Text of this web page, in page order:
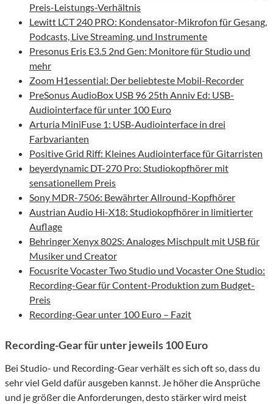
Preis-Leistungs-Verhältnis
Lewitt LCT 240 PRO: Kondensator-Mikrofon für Gesang,
Podcasts, Live Streaming, und Instrumente
Presonus Eris E3.5 2nd Gen: Monitore für Studio und
mehr
Zoom H1essential: Der beliebteste Mobil-Recorder
PreSonus AudioBox USB 96 25th Anniv Ed: USB-
Audiointerface für unter 100 Euro
Arturia MiniFuse 1: USB-Audiointerface in drei
Farbvarianten
Positive Grid Riff: Kleines Audiointerface für Gitarristen
beyerdynamic DT-270 Pro: Studiokopfhörer mit
sensationellem Preis
Sony MDR-7506: Bewährter Allround-Kopfhörer
Austrian Audio Hi-X18: Studiokopfhörer in limitierter
Auflage
Behringer Xenyx 802S: Analoges Mischpult mit USB für
Musiker und Creator
Focusrite Vocaster Two Studio und Vocaster One Studio:
Recording-Gear für Content-Produktion zum Budget-
Preis
Recording-Gear unter 100 Euro – Fazit
Recording-Gear für unter jeweils 100 Euro
Bei Studio- und Recording-Gear verhält es sich oft so, dass du
sehr viel Geld dafür ausgeben kannst. Je höher die Ansprüche
und je größer die Anforderungen, desto stärker wird meist